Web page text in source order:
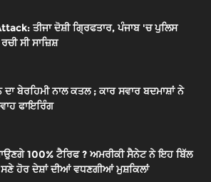
ਤੀਜਾ ਦੋਸ਼ੀ ਗ੍ਰਿਫਤਾਰ, ਪੰਜਾਬ 'ਚ ਪੁਲਿਸ
ਸੀ ਸਾਜ਼ਿਸ਼
ਬੇਰਹਿਮੀ ਨਾਲ ਕਤਲ ; ਕਾਰ ਸਵਾਰ ਬਦਮਾਸ਼ਾਂ ਨੇ
ਫਾਇਰਿੰਗ
100% ਟੈਰਿਫ ? ਅਮਰੀਕੀ ਸੈਨੇਟ ਨੇ ਇਹ ਬਿੱਲ
ਸਣੇ ਹੋਰ ਦੇਸ਼ਾਂ ਦੀਆਂ ਵਧਣਗੀਆਂ ਮੁਸ਼ਕਿਲਾਂ